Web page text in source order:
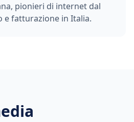
pionieri di internet dal
e fatturazione in Italia.